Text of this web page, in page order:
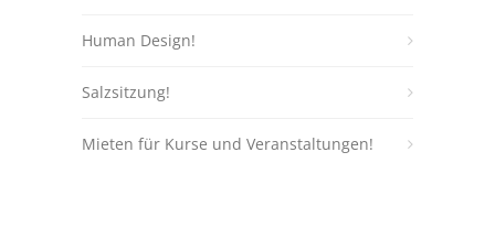
Human Design!
Salzsitzung!
Mieten für Kurse und Veranstaltungen!